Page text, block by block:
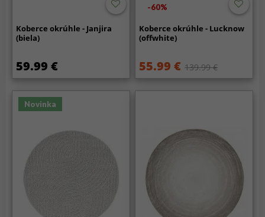
Koberce okrúhle - Janjira
(biela)
59.99 €
-60%
Koberce okrúhle - Lucknow
(offwhite)
55.99 € 139.99 €
Novinka